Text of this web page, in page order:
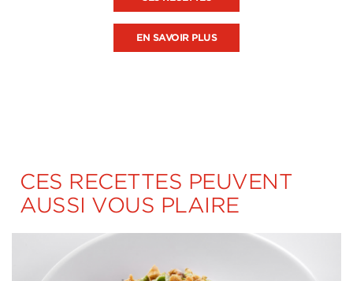
EN SAVOIR PLUS
CES RECETTES PEUVENT
AUSSI VOUS PLAIRE